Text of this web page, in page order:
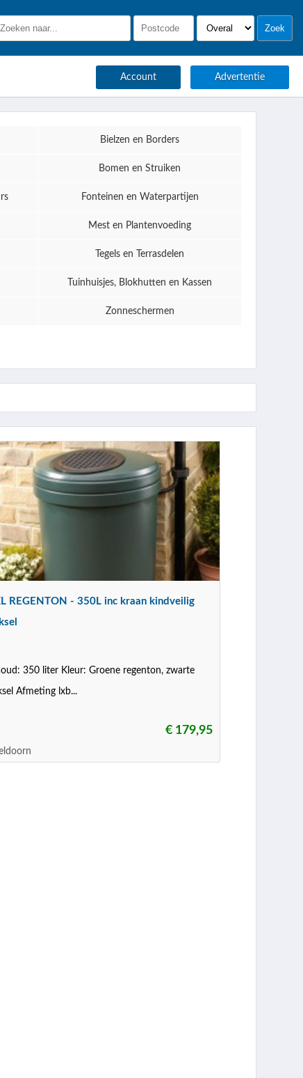
Account Advertentie
Bielzen en Borders
Bomen en Struiken
Fonteinen en Waterpartijen
Mest en Plantenvoeding
Tegels en Terrasdelen
Tuinhuisjes, Blokhutten en Kassen
Zonneschermen
REGENTON - 350L inc kraan kindveilig
350 liter Kleur: Groene regenton, zwarte
Afmeting lxb...
€ 179,95